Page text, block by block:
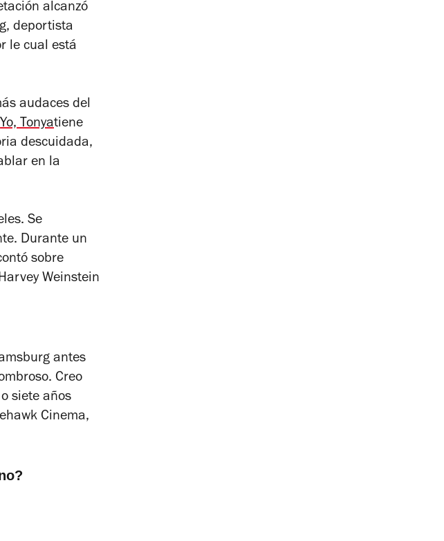
alcanzó
deportista
le cual está
audaces del
Yo, Tonyatiene
descuidada,
en la
Se
Durante un
sobre
Weinstein
antes
Creo
siete años
Cinema,